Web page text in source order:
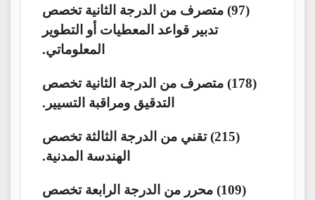
(97) متصرف من الدرجة الثانية تخصص
تدبير قواعد المعطيات أو التطوير
المعلوماتي.
(178) متصرف من الدرجة الثانية تخصص
التدقيق ومراقبة التسيير.
(215) تقني من الدرجة الثالثة تخصص
الهندسة المدنية.
(109) محرر من الدرجة الرابعة تخصص